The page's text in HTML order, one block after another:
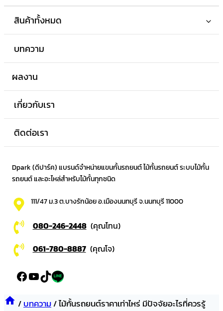
สินค้าทั้งหมด
บทความ
ผลงาน
เกี่ยวกับเรา
ติดต่อเรา
Dpark (ดีปาร์ค) แบรนด์จำหน่ายแขนกั้นรถยนต์ ไม้กั้นรถยนต์ ระบบไม้กั้น
รถยนต์ และอะไหล่สำหรับไม้กั้นทุกชนิด
111/47 ม.3 ต.บางรักน้อย อ.เมืองนนทบุรี จ.นนทบุรี 11000
080-246-2448 (คุณโทน)
061-780-8887 (คุณโจ)
Facebook
YouTube
TikTok
LinkedIn
/บทความ/ไม้กั้นรถยนต์ราคาเท่าไหร่ มีปัจจัยอะไรที่ควรรู้